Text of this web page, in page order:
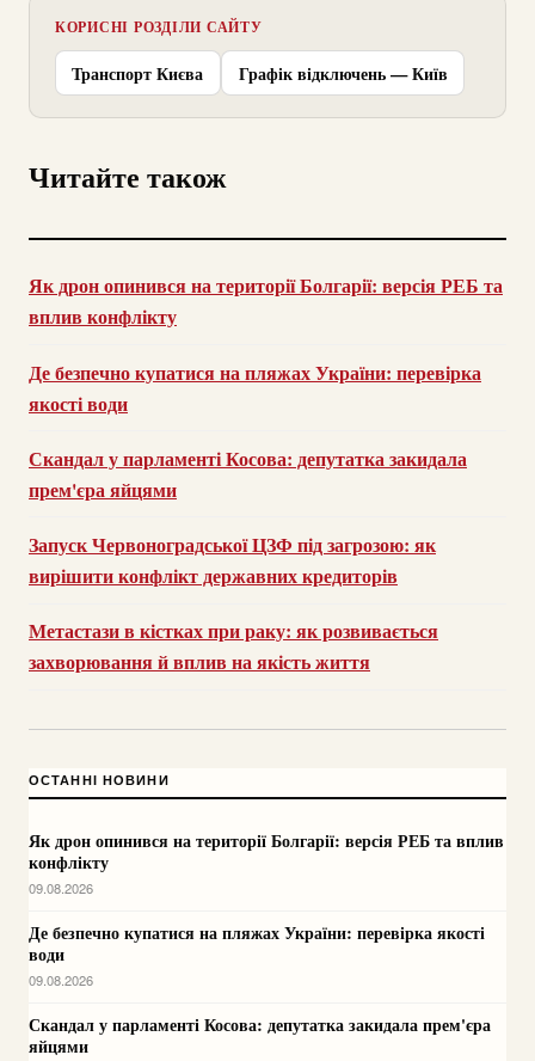
КОРИСНІ РОЗДІЛИ САЙТУ
Транспорт Києва Графік відключень — Київ
Читайте також
Як дрон опинився на території Болгарії: версія РЕБ та
вплив конфлікту
Де безпечно купатися на пляжах України: перевірка
якості води
Скандал у парламенті Косова: депутатка закидала
прем'єра яйцями
Запуск Червоноградської ЦЗФ під загрозою: як
вирішити конфлікт державних кредиторів
Метастази в кістках при раку: як розвивається
захворювання й вплив на якість життя
ОСТАННІ НОВИНИ
Як дрон опинився на території Болгарії: версія РЕБ та вплив
конфлікту
09.08.2026
Де безпечно купатися на пляжах України: перевірка якості
води
09.08.2026
Скандал у парламенті Косова: депутатка закидала прем'єра
яйцями